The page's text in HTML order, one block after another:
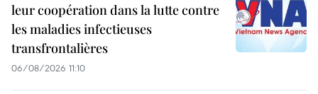
leur coopération dans la lutte contre
les maladies infectieuses
transfrontalières
06/08/2026 11:10